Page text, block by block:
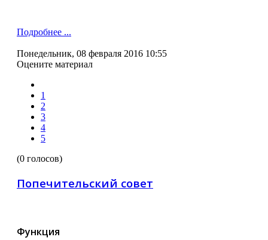
Подробнее ...
Понедельник, 08 февраля 2016 10:55
Оцените материал
1
2
3
4
5
(0 голосов)
Попечительский совет
Функция